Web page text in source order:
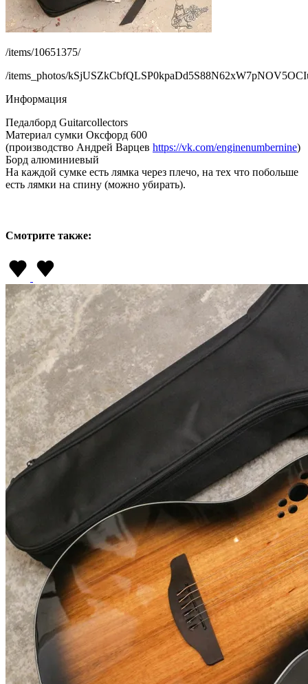
/items/10651375/
/items_photos/
Информация
Педалборд Guitarcollectors
Материал сумки Оксфорд 600
(производство Андрей Варцев https://vk.com/enginenumbernine)
Борд алюминиевый
На каждой сумке есть лямка через плечо, на тех что побольше
есть лямки на спину (можно убирать).
Смотрите также: